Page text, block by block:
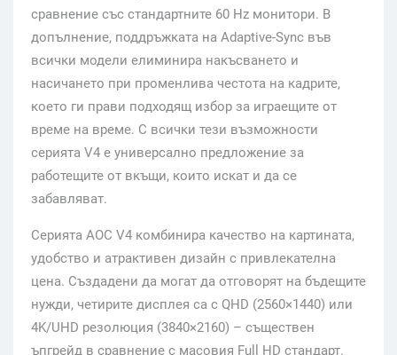
сравнение със стандартните 60 Hz монитори. В
допълнение, поддръжката на Adaptive-Sync във
всички модели елиминира накъсването и
насичането при променлива честота на кадрите,
което ги прави подходящ избор за играещите от
време на време. С всички тези възможности
серията V4 е универсално предложение за
работещите от вкъщи, които искат и да се
забавляват.
Серията AOC V4 комбинира качество на картината,
удобство и атрактивен дизайн с привлекателна
цена. Създадени да могат да отговорят на бъдещите
нужди, четирите дисплея са с QHD (2560×1440) или
4K/UHD резолюция (3840×2160) – съществен
ъпгрейд в сравнение с масовия Full HD стандарт.